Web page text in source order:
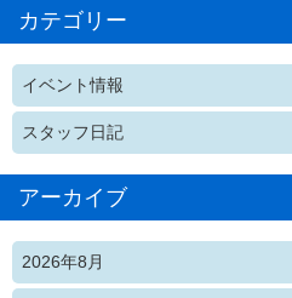
カテゴリー
イベント情報
スタッフ日記
アーカイブ
2026年8月